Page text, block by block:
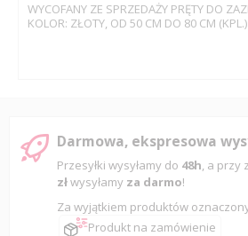
WYCOFANY ZE SPRZEDAŻY PRĘTY DO
KOLOR: ZŁOTY, OD 50 CM DO 80 CM (KPL.)
Darmowa, ekspresowa
Przesyłki wysyłamy do 48h, a przy
złwysyłamy za darmo!
Za wyjątkiem produktów
Produkt na zamówienie